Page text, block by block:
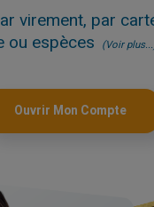
virement, par
ou espèces (Voir
Ouvrir Mon Compte